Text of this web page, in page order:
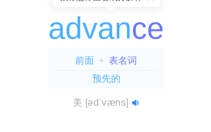
advance
前面
ed(形容词) =
+ 表名词
ance(表名词) = 自恃
预先的
美 [ədˈvæns]